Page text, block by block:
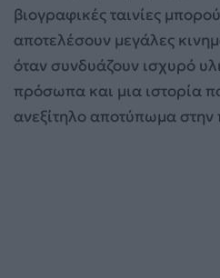
βιογραφικές ταινίες
αποτελέσουν μεγάλες
όταν συνδυάζουν ισχυρό
πρόσωπα και μια ιστορία
ανεξίτηλο αποτύπωμα